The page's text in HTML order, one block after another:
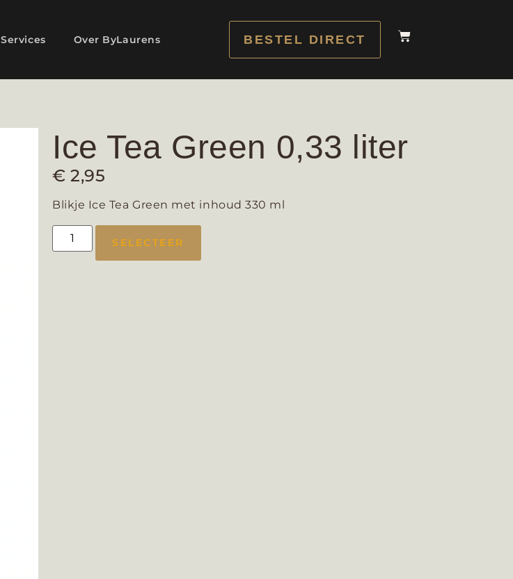
Services Over ByLaurens BESTEL DIRECT
Ice Tea Green 0,33 liter
€ 2,95
Blikje Ice Tea Green met inhoud 330 ml
SELECTEER